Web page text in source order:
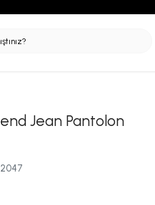
Jean Pantolon